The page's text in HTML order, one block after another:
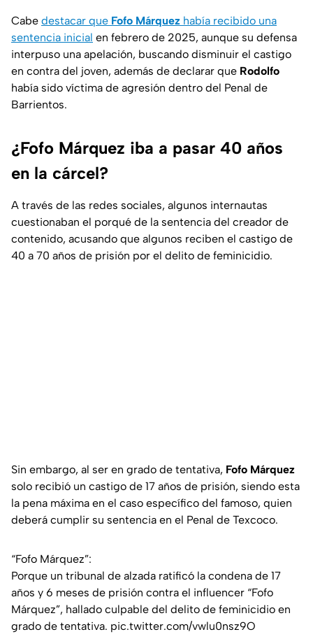
Cabe destacar que Fofo Márquez había recibido una
sentencia inicial en febrero de 2025, aunque su defensa
interpuso una apelación, buscando disminuir el castigo
en contra del joven, además de declarar que Rodolfo
había sido víctima de agresión dentro del Penal de
Barrientos.
¿Fofo Márquez iba a pasar 40 años
en la cárcel?
A través de las redes sociales, algunos internautas
cuestionaban el porqué de la sentencia del creador de
contenido, acusando que algunos reciben el castigo de
40 a 70 años de prisión por el delito de feminicidio.
Sin embargo, al ser en grado de tentativa, Fofo Márquez
solo recibió un castigo de 17 años de prisión, siendo esta
la pena máxima en el caso específico del famoso, quien
deberá cumplir su sentencia en el Penal de Texcoco.
“Fofo Márquez”:
Porque un tribunal de alzada ratificó la condena de 17
años y 6 meses de prisión contra el influencer “Fofo
Márquez”, hallado culpable del delito de feminicidio en
grado de tentativa. pic.twitter.com/vwlu0nsz9O